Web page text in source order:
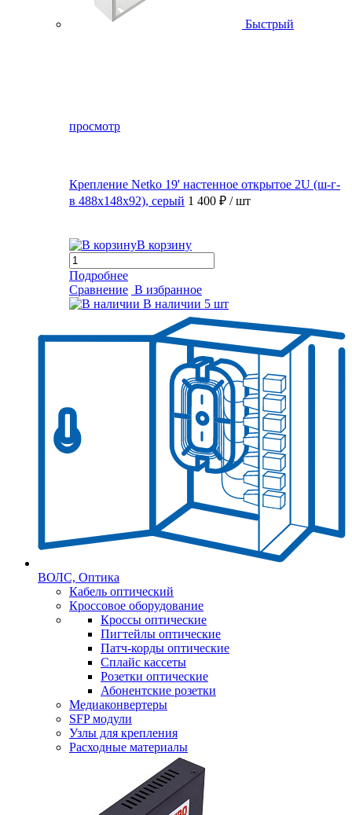
Быстрый
просмотр
Крепление Netko 19' настенное открытое 2U (ш-г-
в 488х148х92), серый 1 400 ₽ / шт
В корзину
Подробнее
Сравнение В избранное
В наличии 5 шт
ВОЛС, Оптика
Кабель оптический
Кроссовое оборудование
Кроссы оптические
Пигтейлы оптические
Патч-корды оптические
Сплайс кассеты
Розетки оптические
Абонентские розетки
Медиаконвертеры
SFP модули
Узлы для крепления
Расходные материалы